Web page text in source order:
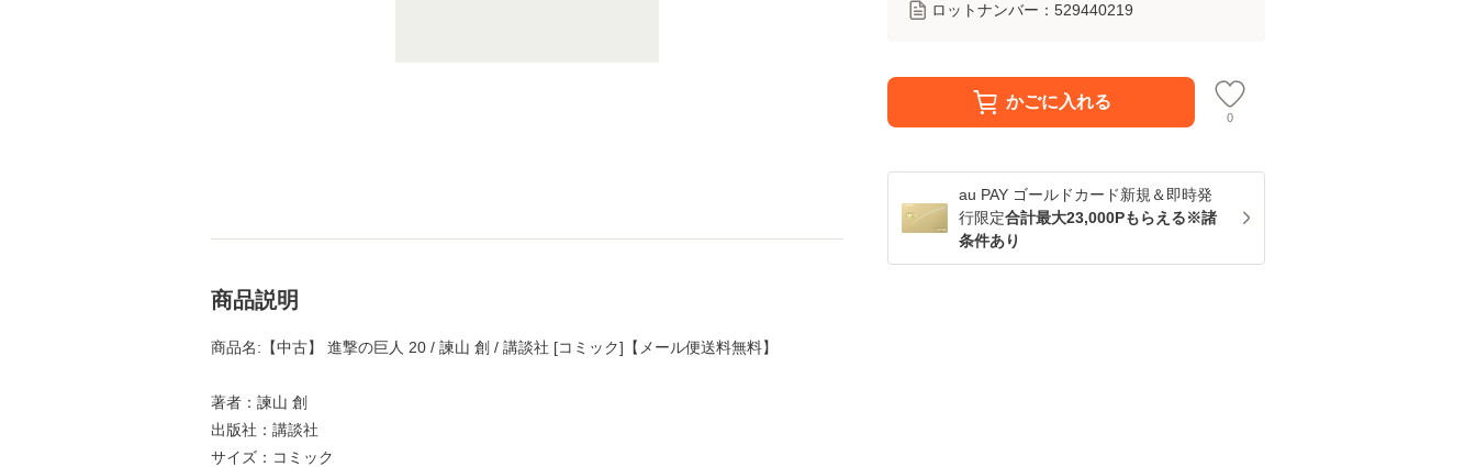
ロットナンバー： 529440219
かごに入れる
0
au PAY ゴールドカード新規＆即時発
行限定合計最大23,000Pもらえる※諸
条件あり
商品説明
商品名:【中古】 進撃の巨人 20 / 諫山 創 / 講談社 [コミック]【メール便送料無料】
著者：諫山 創
出版社：講談社
サイズ：コミック